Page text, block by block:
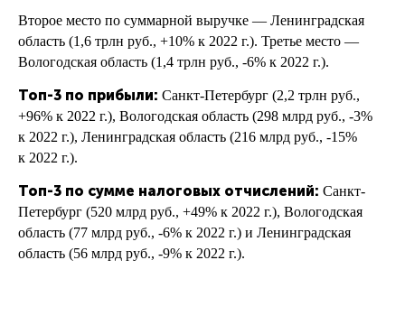
Второе место по суммарной выручке — Ленинградская
область (1,6 трлн руб., +10% к 2022 г.). Третье место —
Вологодская область (1,4 трлн руб., -6% к 2022 г.).
Топ-3 по прибыли: Санкт-Петербург (2,2 трлн руб.,
+96% к 2022 г.), Вологодская область (298 млрд руб., -3%
к 2022 г.), Ленинградская область (216 млрд руб., -15%
к 2022 г.).
Топ-3 по сумме налоговых отчислений: Санкт-
Петербург (520 млрд руб., +49% к 2022 г.), Вологодская
область (77 млрд руб., -6% к 2022 г.) и Ленинградская
область (56 млрд руб., -9% к 2022 г.).